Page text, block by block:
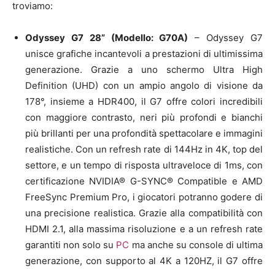
troviamo:
Odyssey G7 28” (Modello: G70A) – Odyssey G7
unisce grafiche incantevoli a prestazioni di ultimissima
generazione. Grazie a uno schermo Ultra High
Definition (UHD) con un ampio angolo di visione da
178°, insieme a HDR400, il G7 offre colori incredibili
con maggiore contrasto, neri più profondi e bianchi
più brillanti per una profondità spettacolare e immagini
realistiche. Con un refresh rate di 144Hz in 4K, top del
settore, e un tempo di risposta ultraveloce di 1ms, con
certificazione NVIDIA® G-SYNC® Compatible e AMD
FreeSync Premium Pro, i giocatori potranno godere di
una precisione realistica. Grazie alla compatibilità con
HDMI 2.1, alla massima risoluzione e a un refresh rate
garantiti non solo su PC ma anche su console di ultima
generazione, con supporto al 4K a 120HZ, il G7 offre